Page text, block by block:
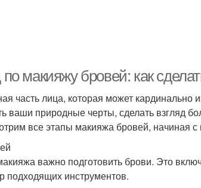
макияжу бровей: как
часть лица, которая может
ваши природные черты, сделать взгляд
все этапы макияжа бровей, начиная
важно подготовить брови. Это
подходящих инструментов.